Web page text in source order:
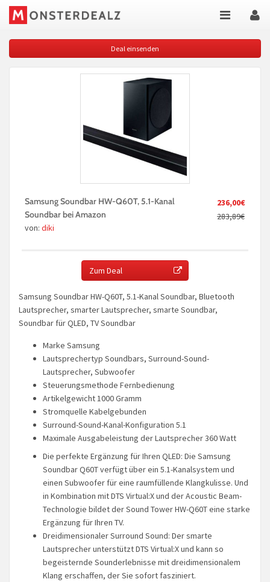
Deal einsenden
236,00€
283,89€
Samsung Soundbar HW-Q60T, 5.1-Kanal
Soundbar bei Amazon
von: diki
Zum Deal
Samsung Soundbar HW-Q60T, 5.1-Kanal Soundbar, Bluetooth
Lautsprecher, smarter Lautsprecher, smarte Soundbar,
Soundbar für QLED, TV Soundbar
Marke Samsung
Lautsprechertyp Soundbars, Surround-Sound-
Lautsprecher, Subwoofer
Steuerungsmethode Fernbedienung
Artikelgewicht 1000 Gramm
Stromquelle Kabelgebunden
Surround-Sound-Kanal-Konfiguration 5.1
Maximale Ausgabeleistung der Lautsprecher 360 Watt
Die perfekte Ergänzung für Ihren QLED: Die Samsung
Soundbar Q60T verfügt über ein 5.1-Kanalsystem und
einen Subwoofer für eine raumfüllende Klangkulisse. Und
in Kombination mit DTS Virtual:X und der Acoustic Beam-
Technologie bildet der Sound Tower HW-Q60T eine starke
Ergänzung für Ihren TV.
Dreidimensionaler Surround Sound: Der smarte
Lautsprecher unterstützt DTS Virtual:X und kann so
begeisternde Sounderlebnisse mit dreidimensionalem
Klang erschaffen, der Sie sofort fasziniert.